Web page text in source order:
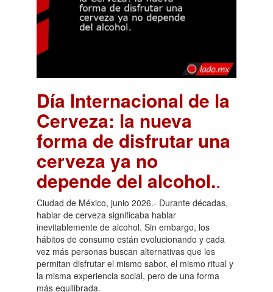
Día Internacional de la
Cerveza: la nueva
forma de disfrutar una
cerveza ya no
depende del alcohol..
Ciudad de México, junio 2026.- Durante décadas,
hablar de cerveza significaba hablar
inevitablemente de alcohol. Sin embargo, los
hábitos de consumo están evolucionando y cada
vez más personas buscan alternativas que les
permitan disfrutar el mismo sabor, el mismo ritual y
la misma experiencia social, pero de una forma
más equilibrada.